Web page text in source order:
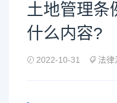
土地管理条
什么内容?
2022-10-31 法律